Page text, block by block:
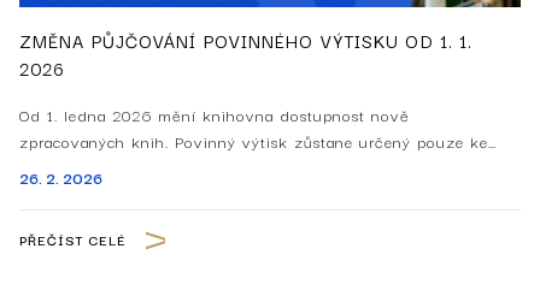
ZMĚNA PŮJČOVÁNÍ POVINNÉHO VÝTISKU OD 1. 1.
2026
Od 1. ledna 2026 mění knihovna dostupnost nově
zpracovaných knih. Povinný výtisk zůstane určený pouze ke
titulů pro veřejnost. Více informací v aktualitě →
26. 2. 2026
PŘEČÍST CELÉ